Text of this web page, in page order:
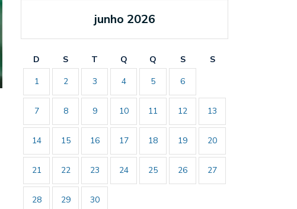
junho 2026
D S T Q Q S
S
1
2 3 4 5 6
7 8 9 10 11 12 13
14 15 16 17 18 19 20
21 22 23 24 25 26 27
28 29 30